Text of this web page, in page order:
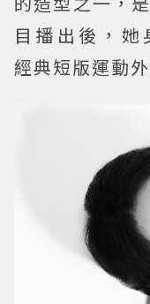
目播出後，
經典短版運動